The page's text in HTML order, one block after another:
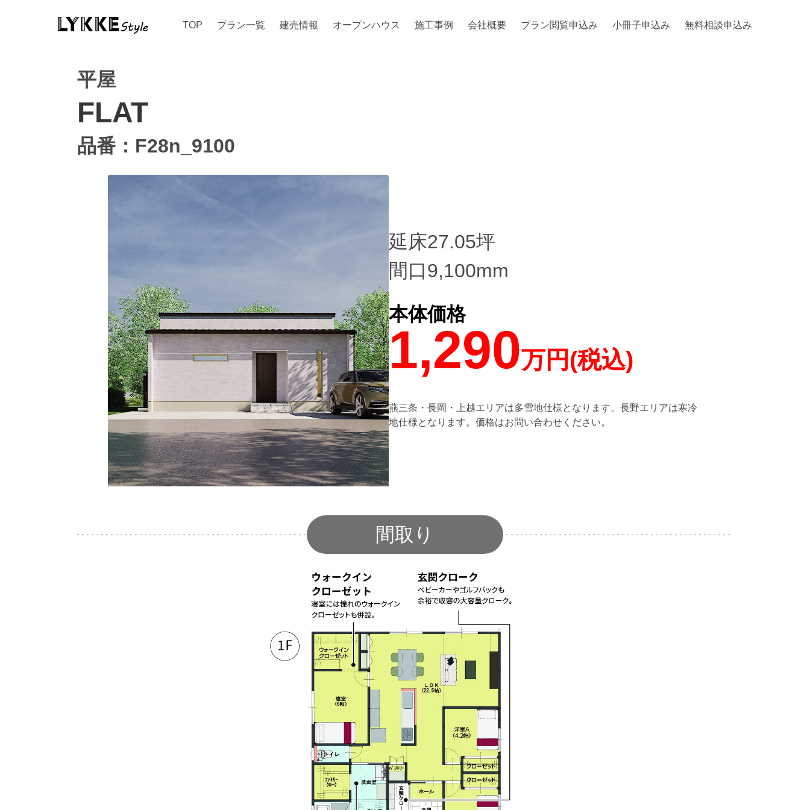
TOP プラン一覧 建売情報 オープンハウス 施工事例 会社概要 プラン閲覧申込み 小冊子申込み 無料相談申込み
平屋
FLAT
品番：F28n_9100
延床27.05坪
間口9,100mm
本体価格
1,290万円(税込)
燕三条・長岡・上越エリアは多雪地仕様となります。長野エリアは寒冷
地仕様となります。価格はお問い合わせください。
間取り